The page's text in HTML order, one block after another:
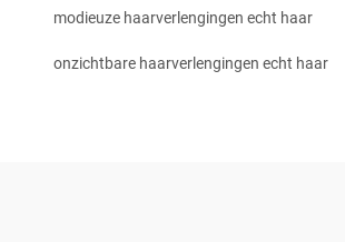
modieuze haarverlengingen echt haar
onzichtbare haarverlengingen echt haar